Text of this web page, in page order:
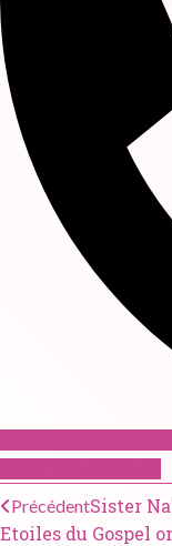
PrécédentSister
Etoiles du Gospel